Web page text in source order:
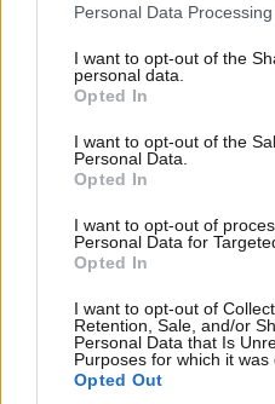
Please note that this website/
not limited to your visit or
grant or deny consent to
use your data for below
consent section.
Personal Data
I want to opt-out of the
personal data.
Opted In
I want to opt-out of the
Personal Data.
Opted In
I want to opt-out of
Personal Data for
Opted In
I want to opt-out of
Retention, Sale, and/or
Personal Data that Is
Purposes for which it was
Opted Out
MVP Τσαρούχα